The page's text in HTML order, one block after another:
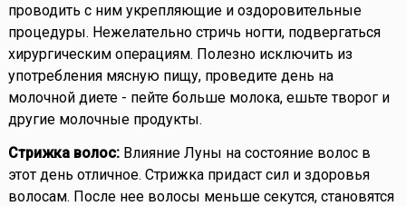
проводить с ним укрепляющие и оздоровительные
процедуры. Нежелательно стричь ногти, подвергаться
хирургическим операциям. Полезно исключить из
употребления мясную пищу, проведите день на
молочной диете - пейте больше молока, ешьте творог и
другие молочные продукты.
Стрижка волос:Влияние Луны на состояние волос в
этот день отличное. Стрижка придаст сил и здоровья
волосам. После нее волосы меньше секутся, становятся